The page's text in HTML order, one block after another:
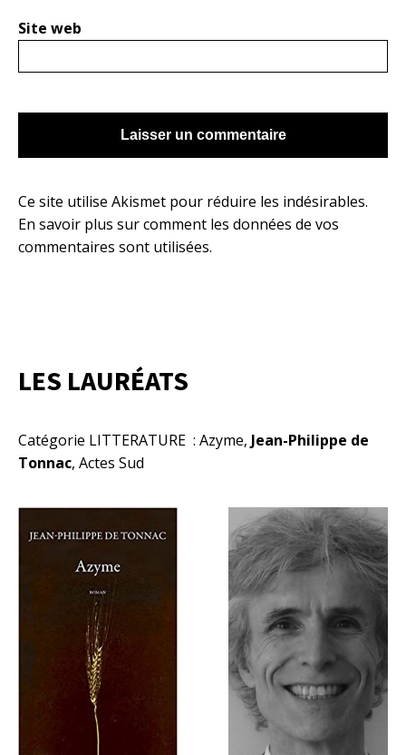
Site web
Ce site utilise Akismet pour réduire les indésirables.
En savoir plus sur comment les données de vos
commentaires sont utilisées.
LES LAURÉATS
Catégorie LITTERATURE : Azyme, Jean-Philippe de
Tonnac, Actes Sud